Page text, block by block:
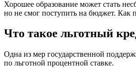
Хорошее образование может стать
но не смог поступить на бюджет. Как
Что такое льготный
Одна из мер государственной
по льготной процентной ставке.